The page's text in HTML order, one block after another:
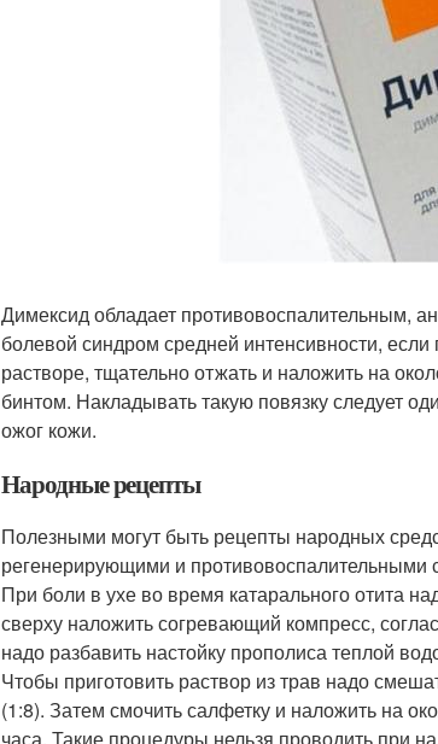
Димексид обладает противовоспалительным,
болевой синдром средней интенсивности,
растворе, тщательно отжать и наложить на
бинтом. Накладывать такую повязку следует
ожог кожи.
Народные рецепты
Полезными могут быть рецепты народных
регенерирующими и противовоспалительными
При боли в ухе во время катарального отита
сверху наложить согревающий компресс,
надо разбавить настойку прополиса теплой
Чтобы приготовить раствор из трав надо
(1:8). Затем смочить салфетку и наложить на